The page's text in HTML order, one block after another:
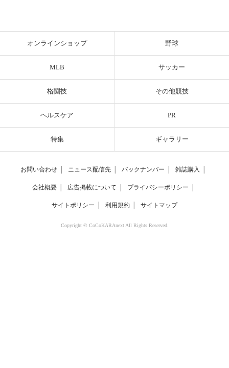
オンラインショップ 野球
MLB サッカー
格闘技 その他競技
ヘルスケア PR
特集 ギャラリー
お問い合わせ ニュース配信先 バックナンバー 雑誌購入
会社概要 広告掲載について プライバシーポリシー
サイトポリシー 利用規約 サイトマップ
Copyright © CoCoKARAnext All Rights Reserved.